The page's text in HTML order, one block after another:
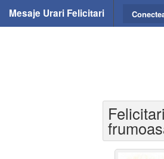
Mesaje Urari Felicitari